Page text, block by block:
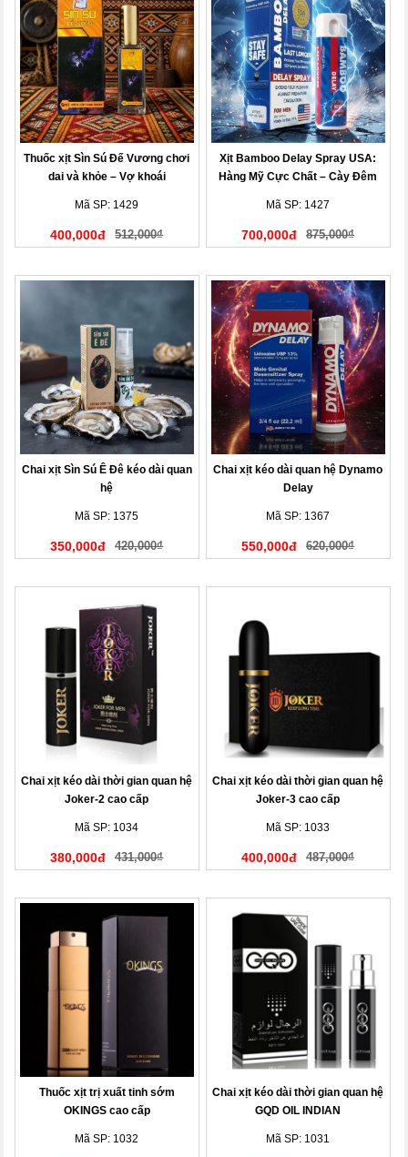
Thuốc xịt Sìn Sú Đế Vương chơi
dai và khỏe – Vợ khoái
Mã SP: 1429
400,000đ 512,000₫
Xịt Bamboo Delay Spray USA:
Hàng Mỹ Cực Chất – Cày Đêm
Mã SP: 1427
700,000đ 875,000₫
Chai xịt Sìn Sú Ê Đê kéo dài quan
hệ
Mã SP: 1375
350,000đ 420,000₫
Chai xịt kéo dài quan hệ Dynamo
Delay
Mã SP: 1367
550,000đ 620,000₫
Chai xịt kéo dài thời gian quan hệ
Joker-2 cao cấp
Mã SP: 1034
380,000đ 431,000₫
Chai xịt kéo dài thời gian quan hệ
Joker-3 cao cấp
Mã SP: 1033
400,000đ 487,000₫
Thuốc xịt trị xuất tinh sớm
OKINGS cao cấp
Mã SP: 1032
Chai xịt kéo dài thời gian quan hệ
GQD OIL INDIAN
Mã SP: 1031